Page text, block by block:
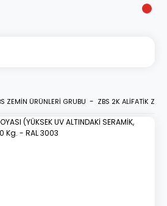
ZEMİN ÜRÜNLERİ GRUBU ZBS 2K ALİFATİK